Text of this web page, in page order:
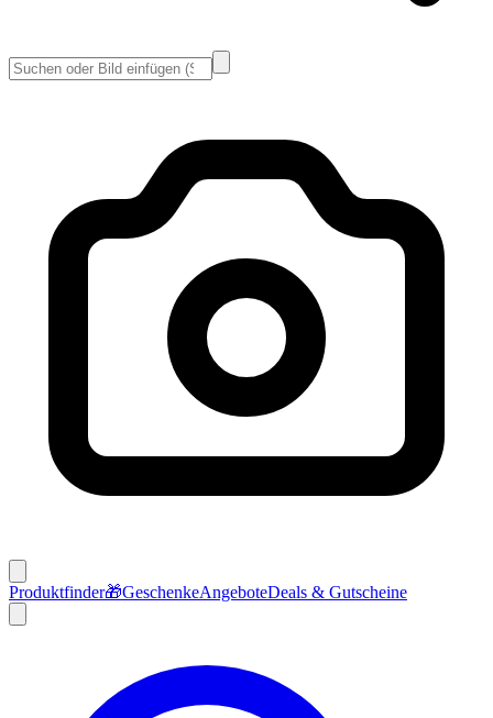
Produktfinder🎁GeschenkeAngeboteDeals & Gutscheine